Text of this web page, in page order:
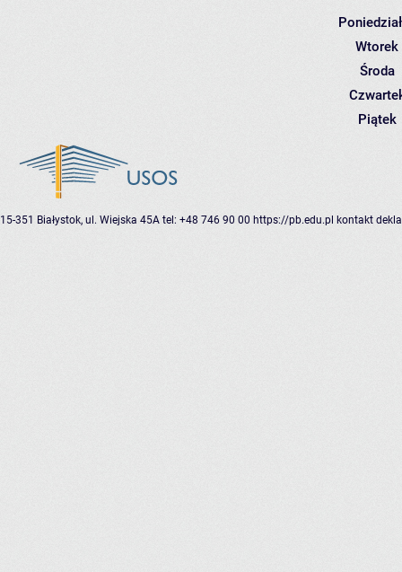
Wtorek
Środa
Piątek
15-351 Białystok, ul. Wiejska 45A tel: +48 746 90 00 https://pb.edu.pl kontakt